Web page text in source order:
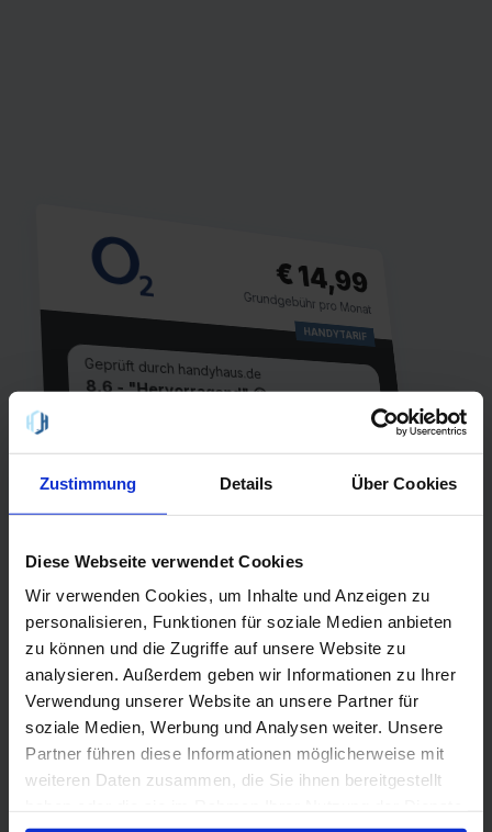
Zustimmung Details Über Cookies
Diese Webseite verwendet Cookies
Wir verwenden Cookies, um Inhalte und Anzeigen zu
personalisieren, Funktionen für soziale Medien anbieten
zu können und die Zugriffe auf unsere Website zu
analysieren. Außerdem geben wir Informationen zu Ihrer
Verwendung unserer Website an unsere Partner für
soziale Medien, Werbung und Analysen weiter. Unsere
Partner führen diese Informationen möglicherweise mit
weiteren Daten zusammen, die Sie ihnen bereitgestellt
€ 14,99
Grundgebühr pro Monat
HANDYTARIF
Geprüft durch handyhaus.de
8,6 - "Hervorragend" 😀
28 Tage
Netz
Telefónica
5G
QR-Code scannen oder suche
bei Google nachhandyhaus.de